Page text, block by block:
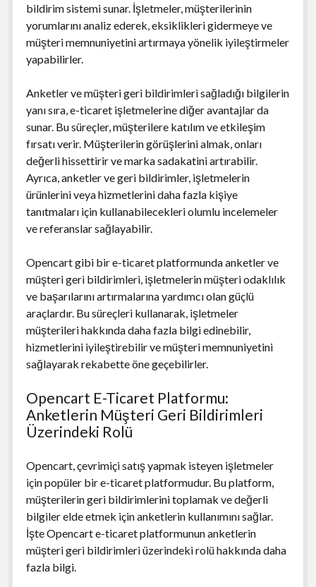
bildirim sistemi sunar. İşletmeler, müşterilerinin
yorumlarını analiz ederek, eksiklikleri gidermeye ve
müşteri memnuniyetini artırmaya yönelik iyileştirmeler
yapabilirler.
Anketler ve müşteri geri bildirimleri sağladığı bilgilerin
yanı sıra, e-ticaret işletmelerine diğer avantajlar da
sunar. Bu süreçler, müşterilere katılım ve etkileşim
fırsatı verir. Müşterilerin görüşlerini almak, onları
değerli hissettirir ve marka sadakatini artırabilir.
Ayrıca, anketler ve geri bildirimler, işletmelerin
ürünlerini veya hizmetlerini daha fazla kişiye
tanıtmaları için kullanabilecekleri olumlu incelemeler
ve referanslar sağlayabilir.
Opencart gibi bir e-ticaret platformunda anketler ve
müşteri geri bildirimleri, işletmelerin müşteri odaklılık
ve başarılarını artırmalarına yardımcı olan güçlü
araçlardır. Bu süreçleri kullanarak, işletmeler
müşterileri hakkında daha fazla bilgi edinebilir,
hizmetlerini iyileştirebilir ve müşteri memnuniyetini
sağlayarak rekabette öne geçebilirler.
Opencart E-Ticaret Platformu:
Anketlerin Müşteri Geri Bildirimleri
Üzerindeki Rolü
Opencart, çevrimiçi satış yapmak isteyen işletmeler
için popüler bir e-ticaret platformudur. Bu platform,
müşterilerin geri bildirimlerini toplamak ve değerli
bilgiler elde etmek için anketlerin kullanımını sağlar.
İşte Opencart e-ticaret platformunun anketlerin
müşteri geri bildirimleri üzerindeki rolü hakkında daha
fazla bilgi.